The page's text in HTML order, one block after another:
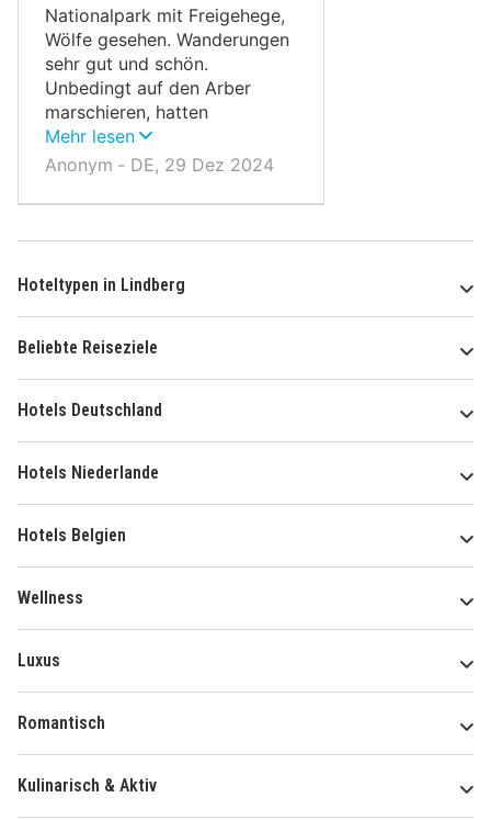
Nationalpark mit Freigehege,
Wölfe gesehen. Wanderungen
sehr gut und schön.
Unbedingt auf den Arber
marschieren, hatten
Winterwonderland.
Mehr lesen
Anonym ‐ DE, 29 Dez 2024
Hoteltypen in Lindberg
Beliebte Reiseziele
Hotels Deutschland
Hotels Niederlande
Hotels Belgien
Wellness
Luxus
Romantisch
Kulinarisch & Aktiv